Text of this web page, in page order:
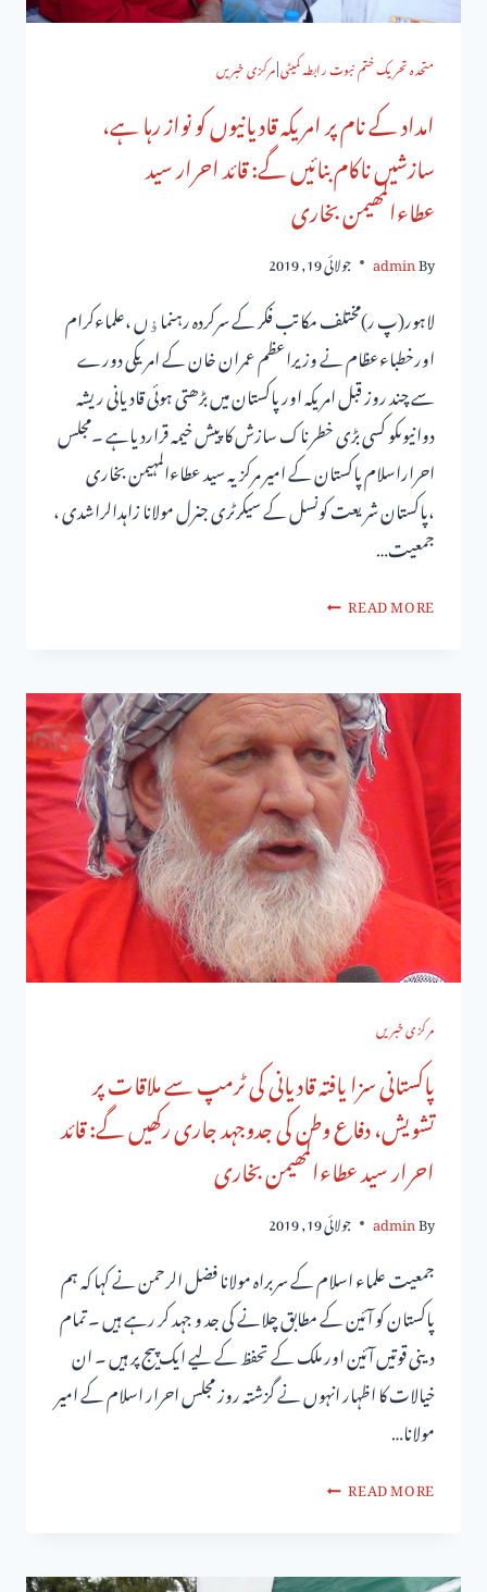
متحدہ تحریک ختم نبوت رابطہ کمیٹی|مرکزی خبریں
امداد کے نام پر امریکہ قادیانیوں کو نواز رہا ہے،
سازشیں ناکام بنائیں گے: قائد احرار سید
عطاءالمھیمن بخاری
By
admin جولائی 19, 2019
لاہور(پ ر)مختلف مکاتب فکر کے سرکردہ رہنماﺅں ،علماءکرام
اورخطباءعظام نے وزیراعظم عمران خان کے امریکی دورے
سے چند روز قبل امریکہ اور پاکستان میں بڑھتی ہوئی قادیانی ریشہ
دوانیوںکو کسی بڑی خطرناک سازش کاپیش خیمہ قراردیاہے ۔مجلس
احراراسلام پاکستان کے امیر مرکزیہ سید عطاءالمہیمن بخاری
،پاکستان شریعت کونسل کے سیکرٹری جنرل مولانا زاہدالراشدی ،
جمعیت…
READ MORE
مرکزی خبریں
پاکستانی سزا یافتہ قادیانی کی ٹرمپ سے ملاقات پر
تشویش، دفاع وطن کی جدوجہد جاری رکھیں گے: قائد
احرار سید عطاءالمھیمن بخاری
By
admin جولائی 19, 2019
جمعیت علماء اسلام کے سربراہ مولانا فضل الرحمن نے کہا کہ ہم
پاکستان کو آئین کے مطابق چلانے کی جد و جہد کر رہے ہیں ۔ تمام
دینی قوتیں آئین اور ملک کے تحفظ کے لیے ایک پیج پر ہیں ۔ ان
خیالات کا اظہار انہوں نے گزشتہ روز مجلس احرار اسلام کے امیر
مولانا…
READ MORE